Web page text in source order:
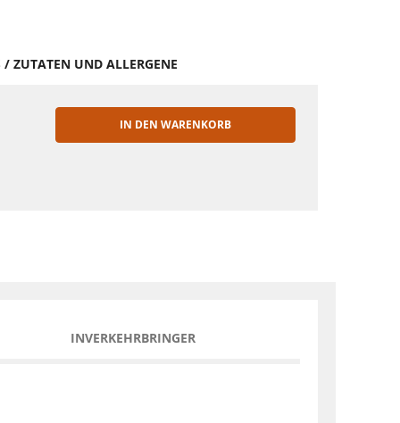
/ ZUTATEN UND ALLERGENE
IN DEN WARENKORB
INVERKEHRBRINGER